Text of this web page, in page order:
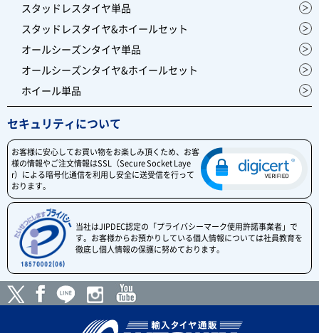
スタッドレスタイヤ単品
スタッドレスタイヤ&ホイールセット
オールシーズンタイヤ単品
オールシーズンタイヤ&ホイールセット
ホイール単品
セキュリティについて
お客様に安心してお買い物をお楽しみ頂くため、お客
様の情報やご注文情報はSSL（Secure Socket Laye
r）による暗号化通信を利用し安全に送受信を行って
おります。
当社はJIPDEC認定の「プライバシーマーク使用許諾事業者」で
す。お客様からお預かりしている個人情報については社員教育を
徹底し個人情報の保護に努めております。